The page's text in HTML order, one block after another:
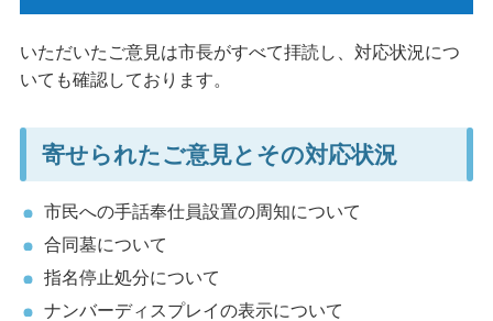
いただいたご意見は市長がすべて拝読し、対応状況につ
いても確認しております。
寄せられたご意見とその対応状況
市民への手話奉仕員設置の周知について
合同墓について
指名停止処分について
ナンバーディスプレイの表示について